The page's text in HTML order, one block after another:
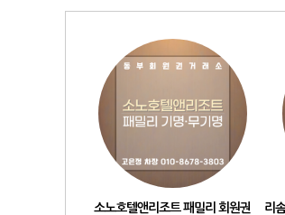
소노호텔앤리조트 패밀리 회원권